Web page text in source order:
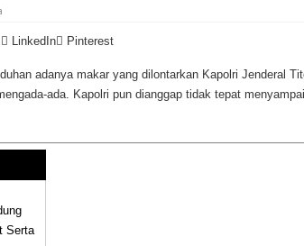
LinkedIn Pinterest
adanya makar yang dilontarkan Kapolri Jenderal
ada. Kapolri pun dianggap tidak tepat
Serta